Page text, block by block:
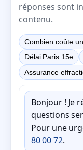
réponses sont
contenu.
Combien coûte
Délai Paris 15e
Assurance
Bonjour ! Je
questions
Pour une
80 00 72.